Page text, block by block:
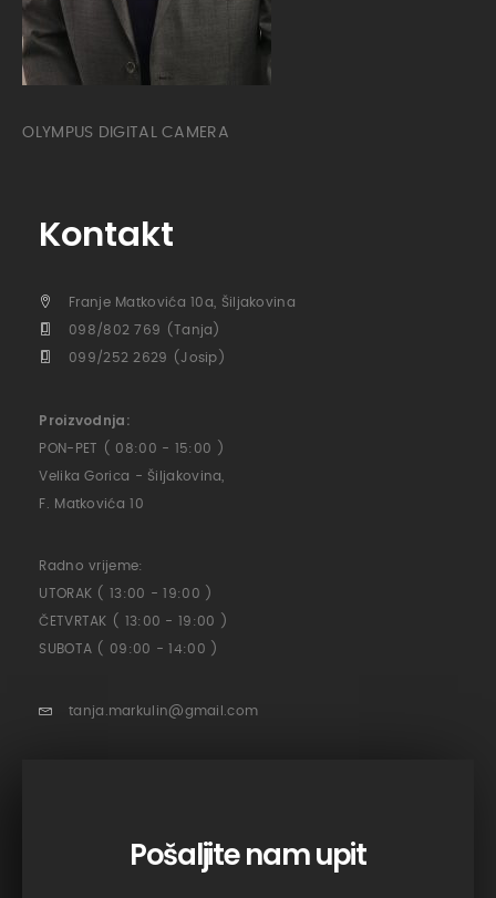
OLYMPUS DIGITAL CAMERA
Kontakt
Franje Matkovića 10a, Šiljakovina
098/802 769 (Tanja)
099/252 2629 (Josip)
Proizvodnja:
PON-PET ( 08:00 - 15:00 )
Velika Gorica - Šiljakovina,
F. Matkovića 10
Radno vrijeme:
UTORAK ( 13:00 - 19:00 )
ČETVRTAK ( 13:00 - 19:00 )
SUBOTA ( 09:00 - 14:00 )
tanja.markulin@gmail.com
Pošaljite nam upit